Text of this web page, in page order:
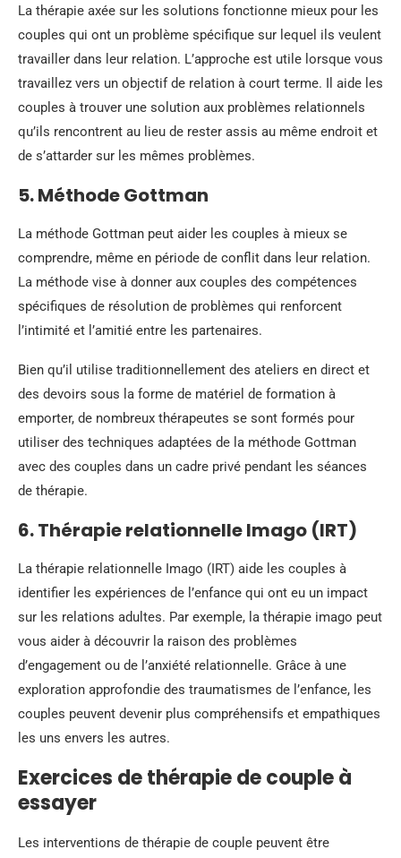
La thérapie axée sur les solutions fonctionne mieux pour les
couples qui ont un problème spécifique sur lequel ils veulent
travailler dans leur relation. L’approche est utile lorsque vous
travaillez vers un objectif de relation à court terme. Il aide les
couples à trouver une solution aux problèmes relationnels
qu’ils rencontrent au lieu de rester assis au même endroit et
de s’attarder sur les mêmes problèmes.
5. Méthode Gottman
La méthode Gottman peut aider les couples à mieux se
comprendre, même en période de conflit dans leur relation.
La méthode vise à donner aux couples des compétences
spécifiques de résolution de problèmes qui renforcent
l’intimité et l’amitié entre les partenaires.
Bien qu’il utilise traditionnellement des ateliers en direct et
des devoirs sous la forme de matériel de formation à
emporter, de nombreux thérapeutes se sont formés pour
utiliser des techniques adaptées de la méthode Gottman
avec des couples dans un cadre privé pendant les séances
de thérapie.
6. Thérapie relationnelle Imago (IRT)
La thérapie relationnelle Imago (IRT) aide les couples à
identifier les expériences de l’enfance qui ont eu un impact
sur les relations adultes. Par exemple, la thérapie imago peut
vous aider à découvrir la raison des problèmes
d’engagement ou de l’anxiété relationnelle. Grâce à une
exploration approfondie des traumatismes de l’enfance, les
couples peuvent devenir plus compréhensifs et empathiques
les uns envers les autres.
Exercices de thérapie de couple à
essayer
Les interventions de thérapie de couple peuvent être